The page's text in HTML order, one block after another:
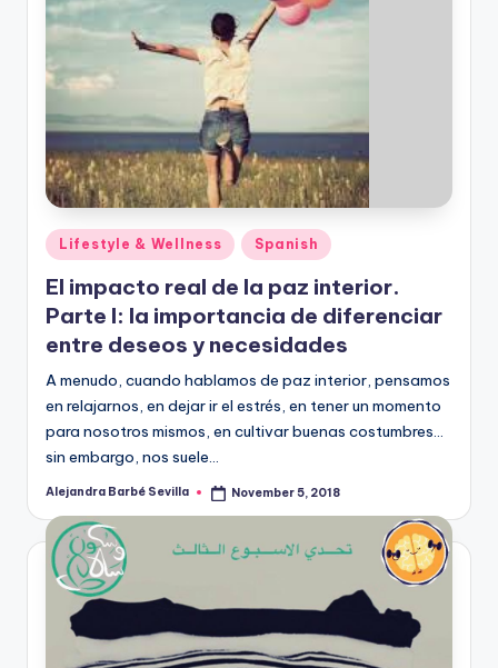
Posted
in
Lifestyle & Wellness Spanish
El impacto real de la paz interior.
Parte I: la importancia de diferenciar
entre deseos y necesidades
A menudo, cuando hablamos de paz interior, pensamos
en relajarnos, en dejar ir el estrés, en tener un momento
para nosotros mismos, en cultivar buenas costumbres…
sin embargo, nos suele…
Posted
Alejandra Barbé Sevilla November 5, 2018